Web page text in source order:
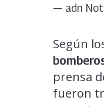
— adn
Según
prensa
fueron